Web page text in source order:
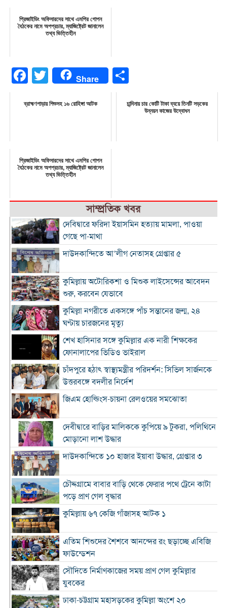
প্রিজাইডিং অফিসারদের সাথে এমপির গোপন
বৈঠকের নামে অপপ্রচার, ম্যাজিষ্ট্রেট জানালেন
তথ্য ভিত্তিহীন
Facebook
Twitter Share
ব্রাহ্মণপাড়ায় শিশুসহ ১৬ রোহিঙ্গা আটক
চান্দিনায় চার কোটি টাকা ব্যয়ে তিনটি সড়কের
উন্নয়ন কাজের উদ্বোধন
প্রিজাইডিং অফিসারদের সাথে এমপির গোপন
বৈঠকের নামে অপপ্রচার, ম্যাজিষ্ট্রেট জানালেন
তথ্য ভিত্তিহীন
সাম্প্রতিক খবর
দেবিদ্বারে ফরিদা ইয়াসমিন হত্যায় মামলা, পাওয়া
গেছে পা-মাথা
দাউদকান্দিতে আ’লীগ নেতাসহ গ্রেপ্তার ৫
কুমিল্লায় অটোরিকশা ও মিশুক লাইসেন্সের আবেদন
শুরু, করবেন যেভাবে
কুমিল্লা নগরীতে একসঙ্গে পাঁচ সন্তানের জন্ম, ২৪
ঘণ্টায় চারজনের মৃত্যু
শেখ হাসিনার সঙ্গে কুমিল্লার এক নারী শিক্ষকের
ফোনালাপের ভিডিও ভাইরাল
চাঁদপুরে হঠাৎ স্বাস্থ্যমন্ত্রীর পরিদর্শন: সিভিল সার্জনকে
উত্তরবঙ্গে বদলীর নির্দেশ
জিএম হোল্ডিংস-চায়না রেলওয়ের সমঝোতা
দেবীদ্বারে বাড়ির মালিককে কুপিয়ে ৯ টুকরা, পলিথিনে
মোড়ানো লাশ উদ্ধার
দাউদকান্দিতে ১০ হাজার ইয়াবা উদ্ধার, গ্রেপ্তার ৩
চৌদ্দগ্রামে বাবার বাড়ি থেকে ফেরার পথে ট্রেনে কাটা
পড়ে প্রাণ গেল বৃদ্ধার
কুমিল্লায় ৬৭ কেজি গাঁজাসহ আটক ১
এতিম শিশুদের শৈশবে আনন্দের রং ছড়াচ্ছে এবিজি
ফাউন্ডেশন
সৌদিতে নির্মাণকাজের সময় প্রাণ গেল কুমিল্লার
যুবকের
ঢাকা-চট্টগ্রাম মহাসড়কের কুমিল্লা অংশে ২০